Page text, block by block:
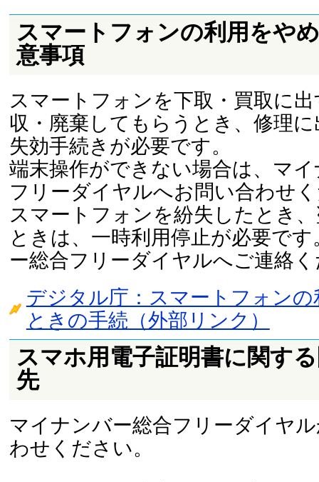
スマートフォンの利用をや
意事項
スマートフォンを下取・買取に
収・廃棄してもらうとき、修理
失効手続きが必要です。
端末操作ができない場合は、マ
フリーダイヤルへお問い合わせ
スマートフォンを紛失したとき
ときは、一時利用停止が必要で
ー総合フリーダイヤルへご連絡
デジタル庁：スマートフォン
ときの手続（外部リンク）
スマホ用電子証明書に関す
先
マイナンバー総合フリーダイヤ
わせください。